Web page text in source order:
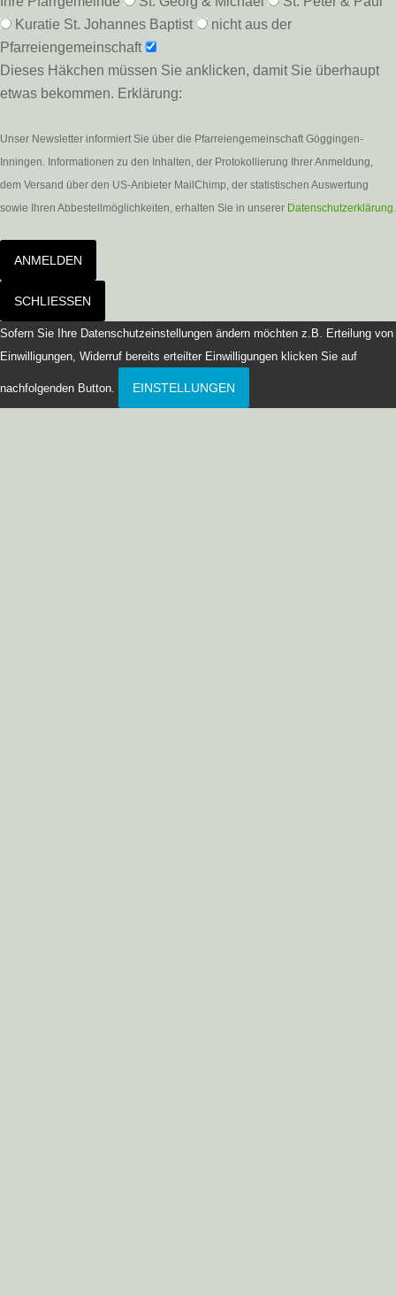
Kuratie St. Johannes Baptist
nicht aus der
Pfarreiengemeinschaft
Dieses Häkchen müssen Sie anklicken, damit Sie überhaupt
etwas bekommen. Erklärung:
Unser Newsletter informiert Sie über die Pfarreiengemeinschaft Göggingen-
Inningen. Informationen zu den Inhalten, der Protokollierung Ihrer Anmeldung,
dem Versand über den US-Anbieter MailChimp, der statistischen Auswertung
sowie Ihren Abbestellmöglichkeiten, erhalten Sie in unserer Datenschutzerklärung.
ANMELDEN
SCHLIESSEN
Sofern Sie Ihre Datenschutzeinstellungen ändern möchten z.B. Erteilung von
Einwilligungen, Widerruf bereits erteilter Einwilligungen klicken Sie auf
nachfolgenden Button. EINSTELLUNGEN